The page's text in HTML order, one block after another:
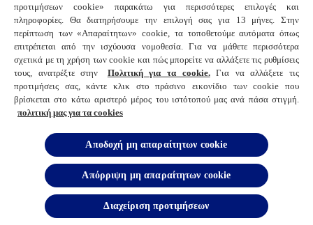
την οποία έχετε πρόσβαση ή κάνετε χρήση του
Ιστοτόπου. Δεν παρέχουμε καμιά εγγύηση ότι ο
Ιστότοπος (συμπεριλαμβανομένου του Περιεχομένου
του, τυχόν λειτουργιών ή παροχών που διατίθενται
μέσω αυτού ή πληροφοριών που εμπεριέχονται σε
αυτόν) είναι κατάλληλος για ή διαθέσιμος προς
χρήση εκτός Ελλάδος.
12. ΠΡΟΣΩΠΙΚΑ ΔΕΔΟΜΕΝΑ ΚΑΙ
ΠΡΟΣΤΑΣΙΑ ΑΠΟΡΡΗΤΟΥ
12.1 Δεσμευόμαστε να προστατεύουμε το απόρρητό
προτιμήσεων cookie» παρακάτω για περισσότερες επιλογές και
πληροφορίες. Θα διατηρήσουμε την επιλογή σας για 13 μήνες. Στην
περίπτωση των «Απαραίτητων» cookie, τα τοποθετούμε αυτόματα όπως
επιτρέπεται από την ισχύουσα νομοθεσία. Για να μάθετε περισσότερα
σχετικά με τη χρήση των cookie και πώς μπορείτε να αλλάξετε τις ρυθμίσεις
τους, ανατρέξτε στην
Πολιτική για τα cookie.Για να αλλάξετε τις
προτιμήσεις σας, κάντε κλικ στο πράσινο εικονίδιο των cookie που
βρίσκεται στο κάτω αριστερό μέρος του ιστότοπού μας ανά πάσα στιγμή.
πολιτική μας για τα cookies
Αποδοχή μη απαραίτητων cookie
Απόρριψη μη απαραίτητων cookie
Διαχείριση προτιμήσεων